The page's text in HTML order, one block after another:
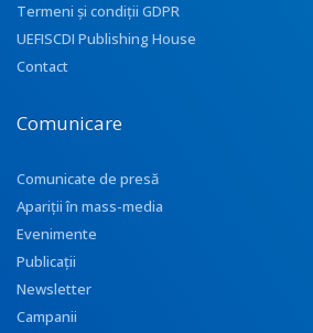
Termeni și condiții GDPR
UEFISCDI Publishing House
Contact
Comunicare
Comunicate de presă
Apariţii în mass-media
Evenimente
Publicații
Newsletter
Campanii